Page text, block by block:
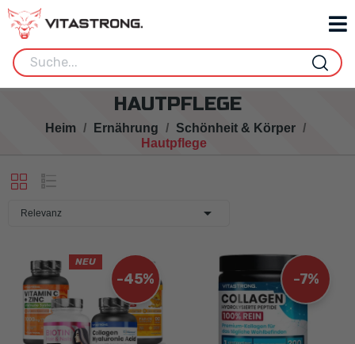
HAUTPFLEGE
Heim Ernährung
Schönheit & Körper
Hautpflege
Relevanz 
-45%
NEU
-7%